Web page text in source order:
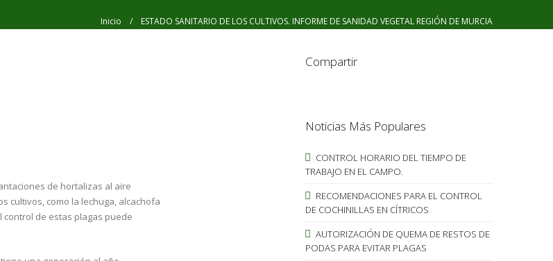
Inicio / ESTADO SANITARIO DE LOS CULTIVOS. INFORME DE SANIDAD VEGETAL REGIÓN DE MURCIA
de hortalizas al aire
cultivos, como la lechuga, alcachofa
de estas plagas puede
Compartir
Noticias Más Populares
CONTROL HORARIO DEL TIEMPO DE
TRABAJO EN EL CAMPO.
RECOMENDACIONES PARA EL CONTROL
DE COCHINILLAS EN CÍTRICOS
AUTORIZACIÓN DE QUEMA DE RESTOS DE
PODAS PARA EVITAR PLAGAS